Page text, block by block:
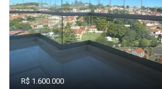
R$ 1.600.000